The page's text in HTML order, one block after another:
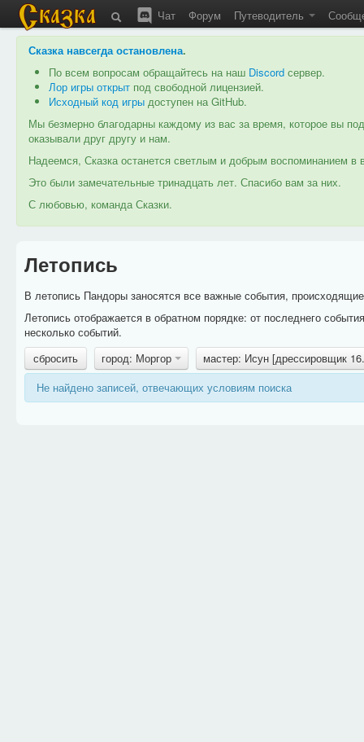
Чат Форум Путеводитель
Сказка навсегда остановлена.
По всем вопросам обращайтесь на наш Discord сервер.
Лор игры открыт под свободной лицензией.
Исходный код игры доступен на GitHub.
Мы безмерно благодарны каждому из вас за время, которое вы
оказывали друг другу и нам.
Надеемся, Сказка останется светлым и добрым воспоминанием
Это были замечательные тринадцать лет. Спасибо вам за них.
С любовью, команда Сказки.
Летопись
В летопись Пандоры заносятся все важные события,
Летопись отображается в обратном порядке: от последнего
несколько событий.
сбросить
город: Моргор
мастер: Исун [дрессировщик
Не найдено записей, отвечающих условиям поиска